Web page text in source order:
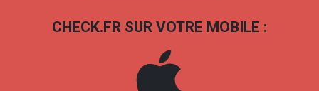
CHECK.FR SUR VOTRE MOBILE :